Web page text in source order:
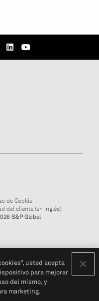
de Cookie
del cliente (en inglés)
S&P Global
usted acepta
para mejorar
del mismo, y
marketing.